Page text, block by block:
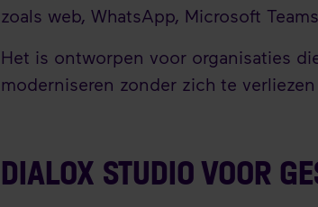
zoals web, WhatsApp, Microsoft
Het is ontworpen voor organisaties
moderniseren zonder zich te
DIALOX STUDIO VOOR